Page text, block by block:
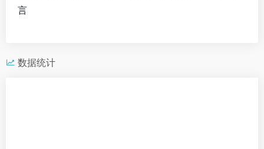
言
数据统计